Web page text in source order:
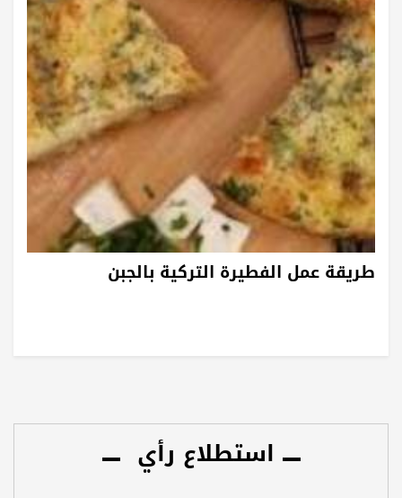
طريقة عمل الفطيرة التركية بالجبن
استطلاع رأي